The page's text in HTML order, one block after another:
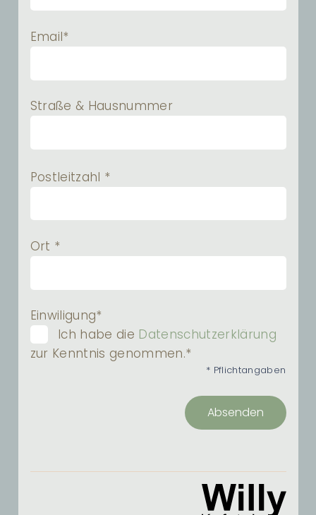
Email*
Straße & Hausnummer
Postleitzahl *
Ort *
Einwiligung*
Ich habe die Datenschutzerklärung
zur Kenntnis genommen.*
* Pflichtangaben
Absenden